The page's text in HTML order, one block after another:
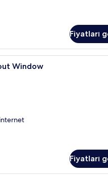
Fiyatları
Cosy Double
Window
Fiyatları